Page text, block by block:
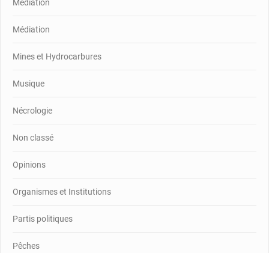
Mediation
Médiation
Mines et Hydrocarbures
Musique
Nécrologie
Non classé
Opinions
Organismes et Institutions
Partis politiques
Pêches